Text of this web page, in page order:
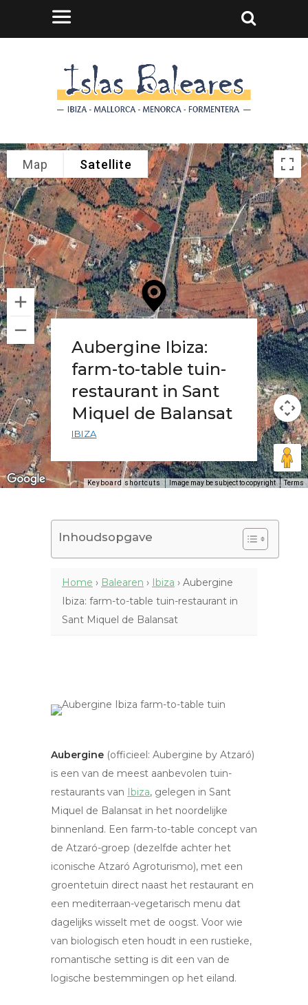
Map Satellite
Keyboard shortcuts Image may be subject to copyright Terms
Aubergine Ibiza:
farm-to-table tuin-
restaurant in Sant
Miquel de Balansat
IBIZA
Inhoudsopgave
Home › Balearen › Ibiza › Aubergine
Ibiza: farm-to-table tuin-restaurant in
Sant Miquel de Balansat
Aubergine (officieel: Aubergine by Atzaró)
is een van de meest aanbevolen tuin-
restaurants van
Ibiza, gelegen in Sant
Miquel de Balansat in het noordelijke
binnenland. Een farm-to-table concept van
de Atzaró-groep (dezelfde achter het
iconische Atzaró Agroturismo), met een
groentetuin direct naast het restaurant en
een mediterraan-vegetarisch menu dat
dagelijks wisselt met de oogst. Voor wie
van biologisch eten houdt in een rustieke,
romantische setting is dit een van de
logische bestemmingen op het eiland.